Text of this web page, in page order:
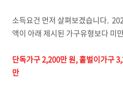
소득요건 먼저 살펴보겠습니다.
액이 아래 제시된 가구유형보다 미
단독가구 2,200만 원, 홑벌이가구
만